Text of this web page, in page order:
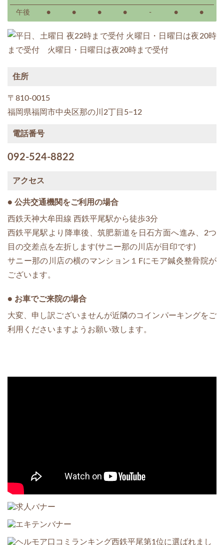
午後 ● ● ● ● - ● ●
住所
〒810-0015
福岡県福岡市中央区那の川2丁目5−12
電話番号
092-524-8822
アクセス
● 公共交通機関をご利用の場合
西鉄天神大牟田線 西鉄平尾駅から徒歩3分
西鉄平尾駅より降車後、筑肥新道を日石方面へ進み、2つ
目の交差点を左折します(サニー那の川店が目印です)
サニー那の川店の横のマンション１Fにモア鍼灸整骨院が
ございます。
● お車でご来院の場合
大変、申し訳ございませんが近隣のコインパーキングをご
利用くださいますようお願い致します。